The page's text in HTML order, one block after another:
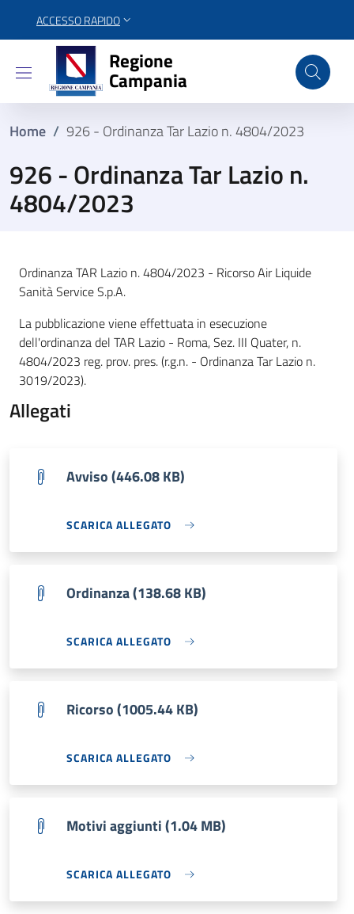
ACCESSO RAPIDO
Regione Campania
Regione
Campania
Home / 926 - Ordinanza Tar Lazio n. 4804/2023
926 - Ordinanza Tar Lazio n.
4804/2023
Ordinanza TAR Lazio n. 4804/2023 - Ricorso Air Liquide
Sanità Service S.p.A.
La pubblicazione viene effettuata in esecuzione
dell'ordinanza del TAR Lazio - Roma, Sez. III Quater, n.
4804/2023 reg. prov. pres. (r.g.n. - Ordinanza Tar Lazio n.
3019/2023).
Allegati
Avviso (446.08 KB)
SCARICA ALLEGATO
Ordinanza (138.68 KB)
SCARICA ALLEGATO
Ricorso (1005.44 KB)
SCARICA ALLEGATO
Motivi aggiunti (1.04 MB)
SCARICA ALLEGATO